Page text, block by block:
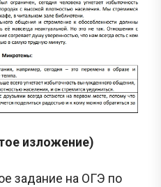
изложение)
задание на ОГЭ по